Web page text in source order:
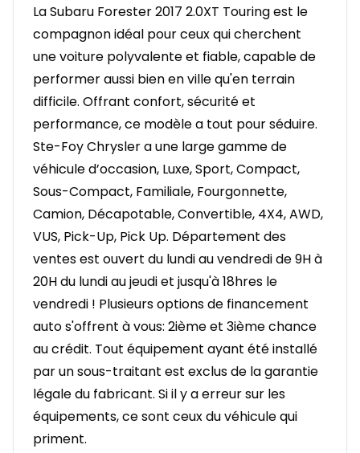
La Subaru Forester 2017 2.0XT Touring est le
compagnon idéal pour ceux qui cherchent
une voiture polyvalente et fiable, capable de
performer aussi bien en ville qu'en terrain
difficile. Offrant confort, sécurité et
performance, ce modèle a tout pour séduire.
Ste-Foy Chrysler a une large gamme de
véhicule d’occasion, Luxe, Sport, Compact,
Sous-Compact, Familiale, Fourgonnette,
Camion, Décapotable, Convertible, 4X4, AWD,
VUS, Pick-Up, Pick Up. Département des
ventes est ouvert du lundi au vendredi de 9H à
20H du lundi au jeudi et jusqu'à 18hres le
vendredi ! Plusieurs options de financement
auto s'offrent à vous: 2ième et 3ième chance
au crédit. Tout équipement ayant été installé
par un sous-traitant est exclus de la garantie
légale du fabricant. Si il y a erreur sur les
équipements, ce sont ceux du véhicule qui
priment.